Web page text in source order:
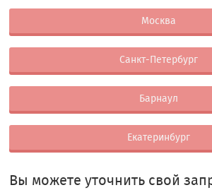
Москва
Санкт-Петербург
Барнаул
Екатеринбург
Вы можете уточнить свой